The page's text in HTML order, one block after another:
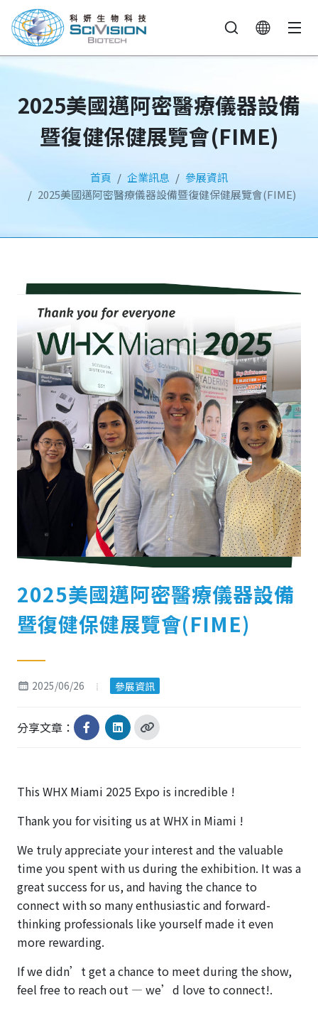
2025美國邁阿密醫療儀器設備
暨復健保健展覽會(FIME)
首頁 企業訊息
參展資訊
2025美國邁阿密醫療儀器設備暨復健保健展覽會(FIME)
2025美國邁阿密醫療儀器設備
暨復健保健展覽會(FIME)
2025/06/26 參展資訊
分享文章：
This WHX Miami 2025 Expo is incredible !
Thank you for visiting us at WHX in Miami !
We truly appreciate your interest and the valuable
time you spent with us during the exhibition. It was a
great success for us, and having the chance to
connect with so many enthusiastic and forward-
thinking professionals like yourself made it even
more rewarding.
If we didn’t get a chance to meet during the show,
feel free to reach out — we’d love to connect!.